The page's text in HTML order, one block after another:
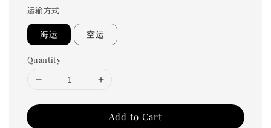
运输方式
海运 空运
Quantity
Add to Cart